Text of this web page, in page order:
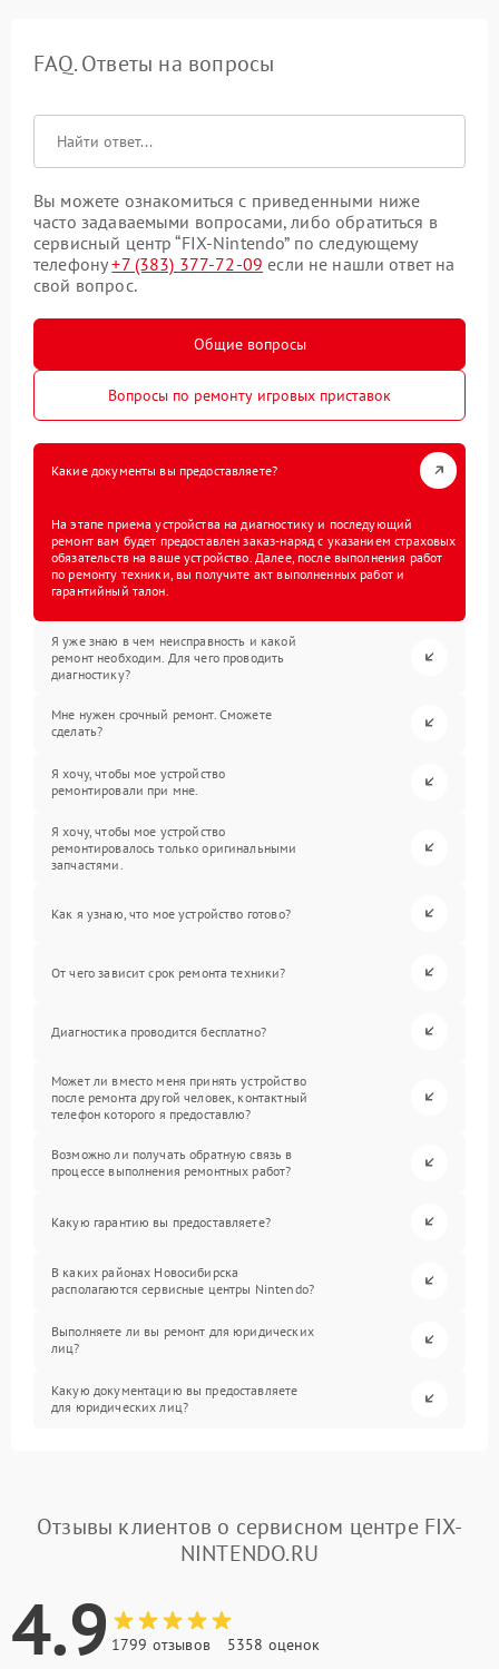
FAQ. Ответы на вопросы
Вы можете ознакомиться с приведенными ниже
часто задаваемыми вопросами, либо обратиться в
сервисный центр “FIX-Nintendo” по следующему
телефону+7 (383) 377-72-09 если не нашли ответ на
свой вопрос.
Общие вопросы
Вопросы по ремонту игровых приставок
Какие документы вы предоставляете?
На этапе приема устройства на диагностику и последующий
ремонт вам будет предоставлен заказ-наряд с указанием страховых
обязательств на ваше устройство. Далее, после выполнения работ
по ремонту техники, вы получите акт выполненных работ и
гарантийный талон.
Я уже знаю в чем неисправность и какой
ремонт необходим. Для чего проводить
диагностику?
Мне нужен срочный ремонт. Сможете
сделать?
Я хочу, чтобы мое устройство
ремонтировали при мне.
Я хочу, чтобы мое устройство
ремонтировалось только оригинальными
запчастями.
Как я узнаю, что мое устройство готово?
От чего зависит срок ремонта техники?
Диагностика проводится бесплатно?
Может ли вместо меня принять устройство
после ремонта другой человек, контактный
телефон которого я предоставлю?
Возможно ли получать обратную связь в
процессе выполнения ремонтных работ?
Какую гарантию вы предоставляете?
В каких районах Новосибирска
располагаются сервисные центры Nintendo?
Выполняете ли вы ремонт для юридических
лиц?
Какую документацию вы предоставляете
для юридических лиц?
Отзывы клиентов о сервисном центре FIX-
NINTENDO.RU
4.9 1799 отзывов 5358 оценок